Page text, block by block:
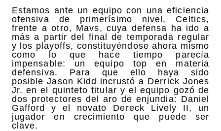
Estamos ante un equipo con una eficiencia
ofensiva de primerísimo nivel, Celtics,
frente a otro, Mavs, cuya defensa ha ido a
más a partir del final de temporada regular
y los playoffs, constituyéndose ahora mismo
como lo que hace tiempo parecía
impensable: un equipo top en materia
defensiva. Para que ello haya sido
posible Jason Kidd incrustó a Derrick Jones
Jr. en el quinteto titular y el equipo gozó de
dos protectores del aro de enjundia: Daniel
Gafford y el novato Dereck Lively II, un
jugador en crecimiento que puede ser
clave.